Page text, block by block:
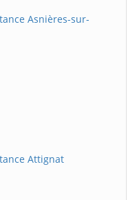
Asnières-sur-
Attignat